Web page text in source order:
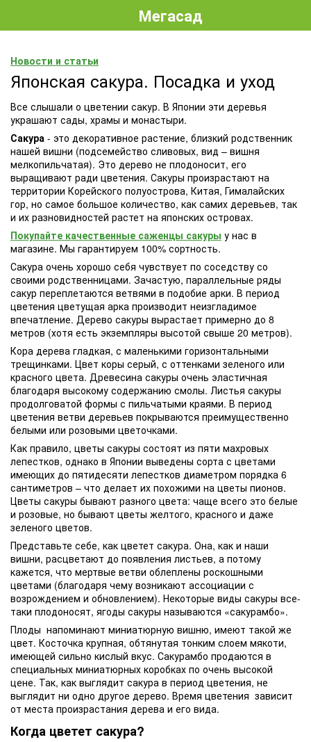
Мегасад
Новости и статьи
Японская сакура. Посадка и уход
Все слышали о цветении сакур. В Японии эти деревья
украшают сады, храмы и монастыри.
Сакура - это декоративное растение, близкий родственник
нашей вишни (подсемейство сливовых, вид – вишня
мелкопильчатая). Это дерево не плодоносит, его
выращивают ради цветения. Сакуры произрастают на
территории Корейского полуострова, Китая, Гималайских
гор, но самое большое количество, как самих деревьев, так
и их разновидностей растет на японских островах.
Покупайте качественные саженцы сакуры у нас в
магазине. Мы гарантируем 100% сортность.
Сакура очень хорошо себя чувствует по соседству со
своими родственницами. Зачастую, параллельные ряды
сакур переплетаются ветвями в подобие арки. В период
цветения цветущая арка производит неизгладимое
впечатление. Дерево сакуры вырастает примерно до 8
метров (хотя есть экземпляры высотой свыше 20 метров).
Кора дерева гладкая, с маленькими горизонтальными
трещинками. Цвет коры серый, с оттенками зеленого или
красного цвета. Древесина сакуры очень эластичная
благодаря высокому содержанию смолы. Листья сакуры
продолговатой формы с пильчатыми краями. В период
цветения ветви деревьев покрываются преимущественно
белыми или розовыми цветочками.
Как правило, цветы сакуры состоят из пяти махровых
лепестков, однако в Японии выведены сорта с цветами
имеющих до пятидесяти лепестков диаметром порядка 6
сантиметров – что делает их похожими на цветы пионов.
Цветы сакуры бывают разного цвета: чаще всего это белые
и розовые, но бывают цветы желтого, красного и даже
зеленого цветов.
Представьте себе, как цветет сакура. Она, как и наши
вишни, расцветают до появления листьев, а потому
кажется, что мертвые ветви облеплены роскошными
цветами (благодаря чему возникают ассоциации с
возрождением и обновлением). Некоторые виды сакуры все-
таки плодоносят, ягоды сакуры называются «сакурамбо».
Плоды напоминают миниатюрную вишню, имеют такой же
цвет. Косточка крупная, обтянутая тонким слоем мякоти,
имеющей сильно кислый вкус. Сакурамбо продаются в
специальных миниатюрных коробках по очень высокой
цене. Так, как выглядит сакура в период цветения, не
выглядит ни одно другое дерево. Время цветения зависит
от места произрастания дерева и его вида.
Когда цветет сакура?